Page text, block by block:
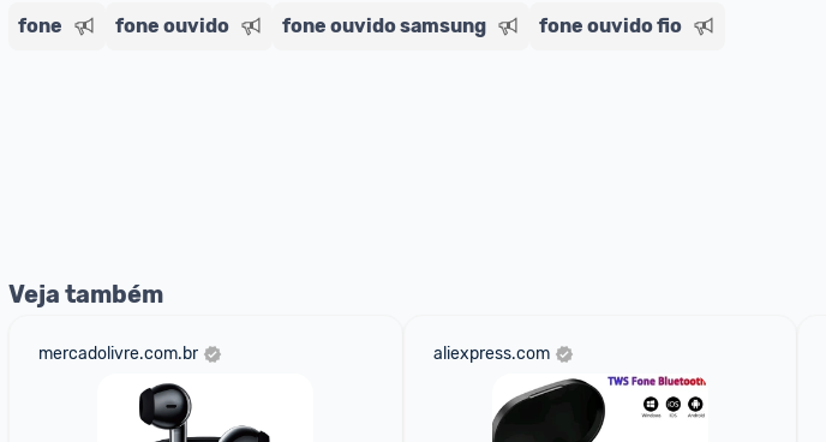
fone
fone ouvido fone ouvido samsung fone ouvido fio
Veja também
mercadolivre.com.br aliexpress.com